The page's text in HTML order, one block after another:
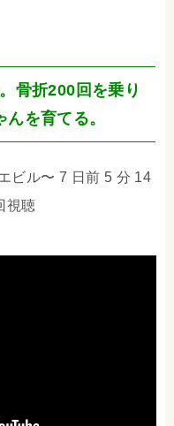
骨折200回を乗り
を育てる。
ビル〜 7 日前 5 分 14
視聴